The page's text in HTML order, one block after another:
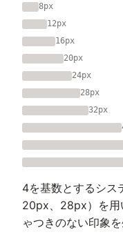
8px
12px
16px
20px
24px
28px
32px
4を基数とするシス
20px、28px）を用
ゃつきのない印象を